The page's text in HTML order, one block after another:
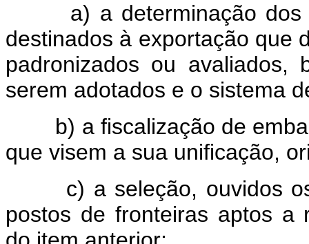
a) a determinação dos
destinados à exportação que
padronizados ou
serem adotados e o sistema
b) a fiscalização de
que visem a sua unificação,
c) a seleção, ouvidos os
postos de fronteiras aptos a